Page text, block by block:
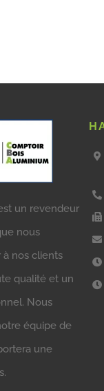
un revendeur
nous
nos clients
qualité et un
Nous
équipe de
une